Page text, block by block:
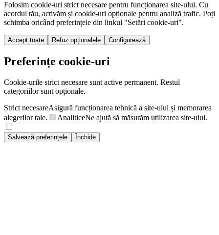
Folosim cookie-uri strict necesare pentru funcționarea site-ului. Cu
acordul tău, activăm și cookie-uri opționale pentru analiză trafic. Poți
schimba oricând preferințele din linkul "Setări cookie-uri".
Accept toate Refuz opționalele Configurează
Preferințe cookie-uri
Cookie-urile strict necesare sunt active permanent. Restul
categoriilor sunt opționale.
Strict necesareAsigură funcționarea tehnică a site-ului și memorarea
alegerilor tale.
AnaliticeNe ajută să măsurăm utilizarea site-ului.
Salvează preferințele Închide